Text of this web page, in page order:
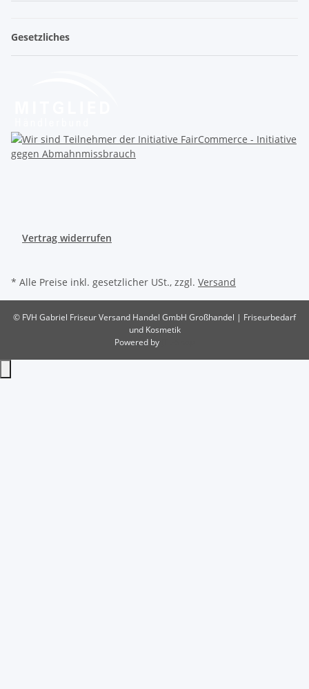
Gesetzliches
Vertrag widerrufen
* Alle Preise inkl. gesetzlicher USt., zzgl. Versand
© FVH Gabriel Friseur Versand Handel GmbH Großhandel | Friseurbedarf
und Kosmetik
Powered by